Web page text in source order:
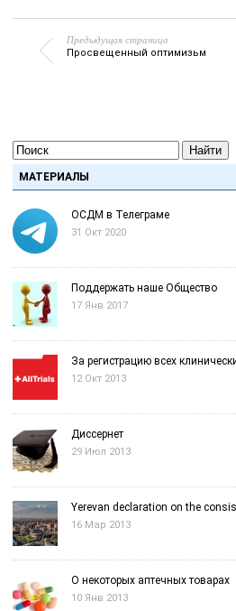
Предыдущая страница
Просвещенный оптимизьм
Найти
МАТЕРИАЛЫ
ОСДМ в Телеграме
31 Окт 2020
Поддержать наше Общество
17 Янв 2017
За регистрацию всех
12 Окт 2013
Диссернет
29 Июл 2013
Yerevan declaration on the
16 Мар 2013
О некоторых аптечных товарах
10 Янв 2013